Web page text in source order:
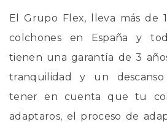
El Grupo Flex, lleva más de
colchones en España y
tienen una garantía de 3
tranquilidad y un descanso
tener en cuenta que tu
adaptaros, el proceso de